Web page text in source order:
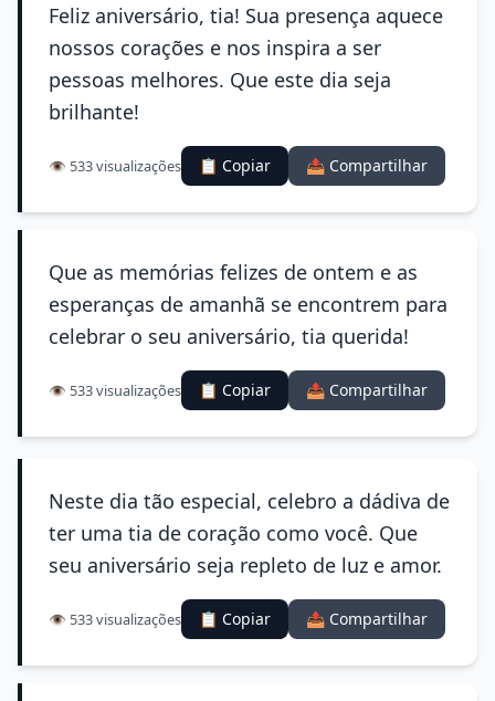
Feliz aniversário, tia! Sua presença aquece
nossos corações e nos inspira a ser
pessoas melhores. Que este dia seja
brilhante!
👁️ 533 visualizações 📋 Copiar 📤 Compartilhar
Que as memórias felizes de ontem e as
esperanças de amanhã se encontrem para
celebrar o seu aniversário, tia querida!
👁️ 533 visualizações 📋 Copiar 📤 Compartilhar
Neste dia tão especial, celebro a dádiva de
ter uma tia de coração como você. Que
seu aniversário seja repleto de luz e amor.
👁️ 533 visualizações 📋 Copiar 📤 Compartilhar